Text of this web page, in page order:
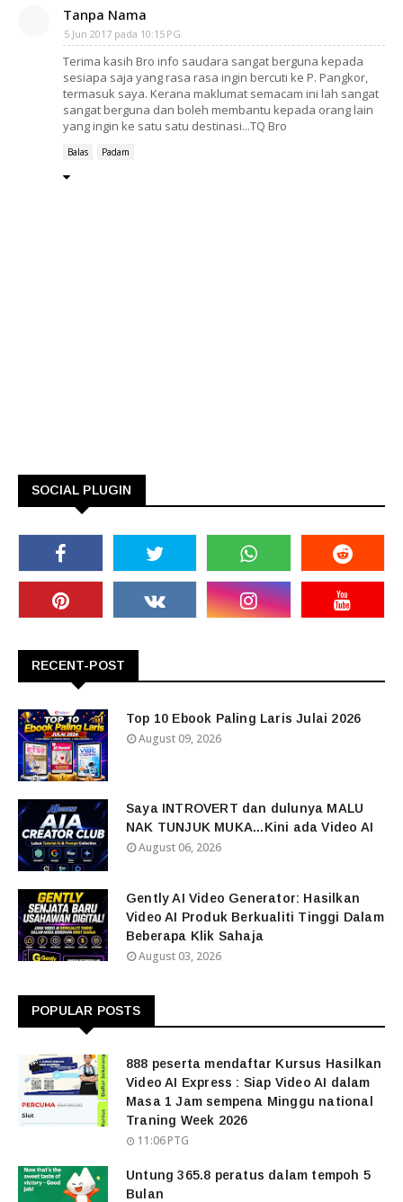
Tanpa Nama
5 Jun 2017 pada 10:15 PG
Terima kasih Bro info saudara sangat berguna kepada
sesiapa saja yang rasa rasa ingin bercuti ke P. Pangkor,
termasuk saya. Kerana maklumat semacam ini lah sangat
sangat berguna dan boleh membantu kepada orang lain
yang ingin ke satu satu destinasi...TQ Bro
Balas Padam
SOCIAL PLUGIN
RECENT-POST
Top 10 Ebook Paling Laris Julai 2026
August 09, 2026
Saya INTROVERT dan dulunya MALU
NAK TUNJUK MUKA...Kini ada Video AI
August 06, 2026
Gently AI Video Generator: Hasilkan
Video AI Produk Berkualiti Tinggi Dalam
Beberapa Klik Sahaja
August 03, 2026
POPULAR POSTS
888 peserta mendaftar Kursus Hasilkan
Video AI Express : Siap Video AI dalam
Masa 1 Jam sempena Minggu national
Traning Week 2026
11:06 PTG
Untung 365.8 peratus dalam tempoh 5
Bulan